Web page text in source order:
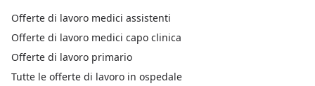
Offerte di lavoro medici assistenti
Offerte di lavoro medici capo clinica
Offerte di lavoro primario
Tutte le offerte di lavoro in ospedale